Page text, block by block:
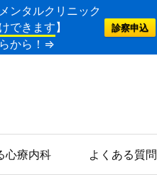
ンタルクリニック
できます】
から！⇒
診察申込
心療内科 よくある質問